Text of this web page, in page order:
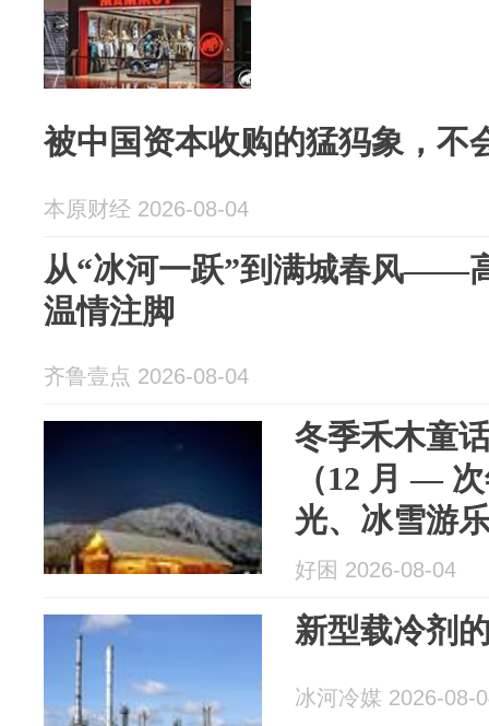
被中国资本收购的猛犸象，不
本原财经 2026-08-04
从“冰河一跃”到满城春风——
温情注脚
齐鲁壹点 2026-08-04
冬季禾木童
（12 月 —
光、冰雪游
轻体验四大
影）
好困 2026-08-04
新型载冷剂
冰河冷媒 2026-08-